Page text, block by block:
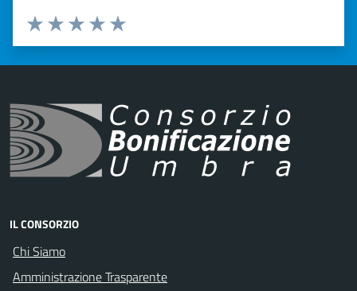
Valuta 5 stelle su 5
Valuta 4 stelle su 5
Valuta 3 stelle su 5
Valuta 2 stelle su 5
Valuta 1 stelle su 5
IL CONSORZIO
Chi Siamo
Amministrazione Trasparente